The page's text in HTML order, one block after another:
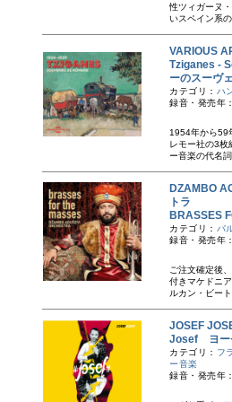
性ツィガーヌ
いスペイン系
VARIOUS
Tziganes -
ーのスーヴ
カテゴリ： ハ
録音・発売
1954年から59
レモー社の3枚
ー音楽の代名
DZAMBO
トラ
BRASSES
カテゴリ： バ
録音・発売年
ご注文確定後
付きマケドニ
ルカン・ビー
JOSEF
Josef ヨー
カテゴリ： フ
ー音楽
録音・発売年